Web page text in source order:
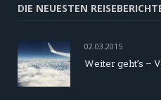
DIE NEUESTEN
02.03.2015
Weiter geht’s –